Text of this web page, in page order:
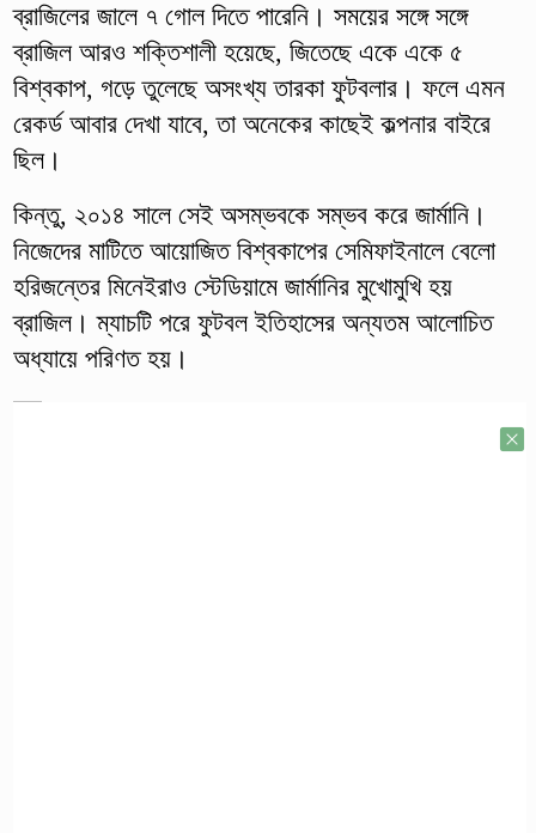
ব্রাজিলের জালে ৭ গোল দিতে পারেনি। সময়ের সঙ্গে সঙ্গে
ব্রাজিল আরও শক্তিশালী হয়েছে, জিতেছে একে একে ৫
বিশ্বকাপ, গড়ে তুলেছে অসংখ্য তারকা ফুটবলার। ফলে এমন
রেকর্ড আবার দেখা যাবে, তা অনেকের কাছেই কল্পনার বাইরে
ছিল।
কিন্তু, ২০১৪ সালে সেই অসম্ভবকে সম্ভব করে জার্মানি।
নিজেদের মাটিতে আয়োজিত বিশ্বকাপের সেমিফাইনালে বেলো
হরিজন্তের মিনেইরাও স্টেডিয়ামে জার্মানির মুখোমুখি হয়
ব্রাজিল। ম্যাচটি পরে ফুটবল ইতিহাসের অন্যতম আলোচিত
অধ্যায়ে পরিণত হয়।